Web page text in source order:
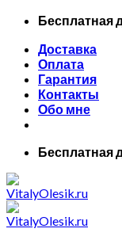
Skip
content
Бесплатная
Доставка
Оплата
Гарантия
Контакты
Обо мне
Бесплатная